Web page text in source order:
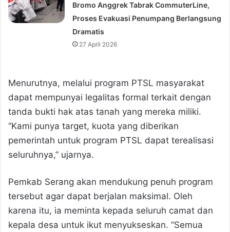
Bromo Anggrek Tabrak CommuterLine,
Proses Evakuasi Penumpang Berlangsung
Dramatis
27 April 2026
Menurutnya, melalui program PTSL masyarakat
dapat mempunyai legalitas formal terkait dengan
tanda bukti hak atas tanah yang mereka miliki.
“Kami punya target, kuota yang diberikan
pemerintah untuk program PTSL dapat terealisasi
seluruhnya,” ujarnya.
Pemkab Serang akan mendukung penuh program
tersebut agar dapat berjalan maksimal. Oleh
karena itu, ia meminta kepada seluruh camat dan
kepala desa untuk ikut menyukseskan. “Semua